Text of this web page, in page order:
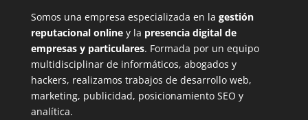
Somos una empresa especializada en la gestión
reputacional onliney la presencia digital de
empresas y particulares. Formada por un equipo
multidisciplinar de informáticos, abogados y
hackers, realizamos trabajos de desarrollo web,
marketing, publicidad, posicionamiento SEO y
analítica.